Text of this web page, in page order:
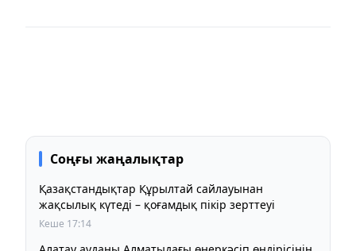
Соңғы жаңалықтар
Қазақстандықтар Құрылтай сайлауынан
жақсылық күтеді – қоғамдық пікір зерттеуі
Кеше 17:14